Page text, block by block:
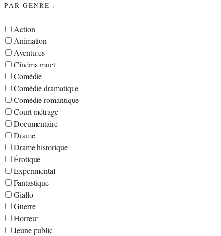
PAR GENRE :
Action
Animation
Aventures
Cinéma muet
Comédie
Comédie dramatique
Comédie romantique
Court métrage
Documentaire
Drame
Drame historique
Érotique
Expérimental
Fantastique
Giallo
Guerre
Horreur
Jeune public